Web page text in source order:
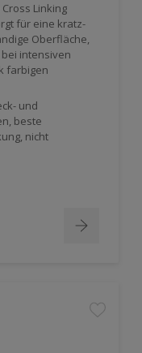
Linking
für eine kratz-
Oberfläche,
intensiven
farbigen
und
beste
nicht